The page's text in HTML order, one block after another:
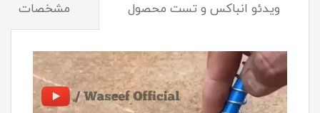
ویدئو انباکس و تست محصول مشخصات